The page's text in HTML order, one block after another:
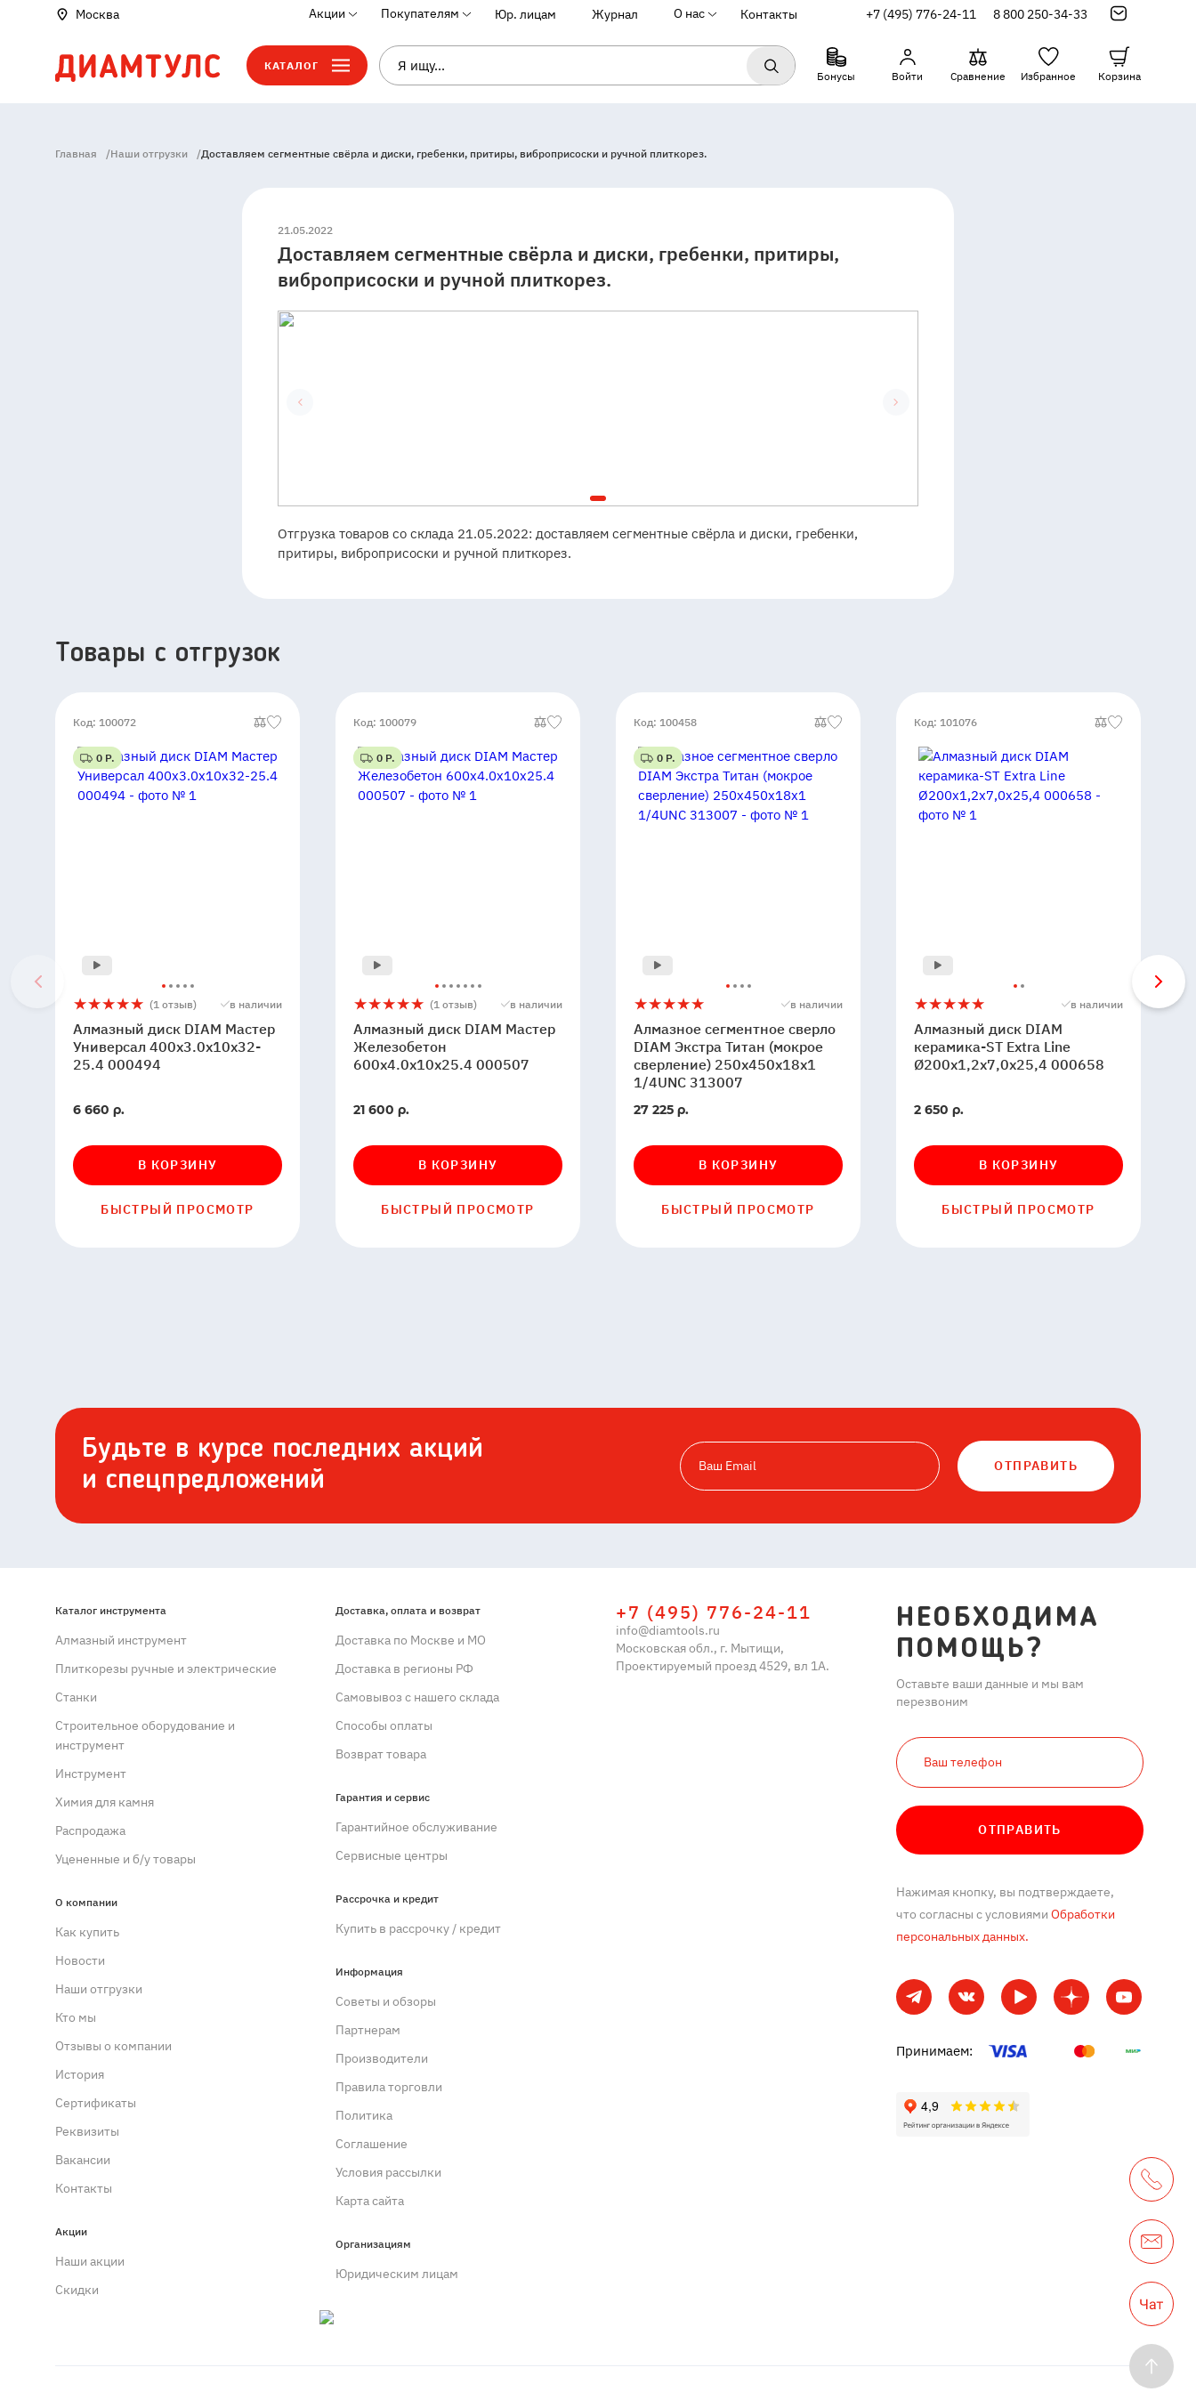
Москва Акции Покупателям Юр. лицам Журнал О нас Контакты +7 (495) 776-24-11 8 800 250-34-33
КАТАЛОГ
Бонусы Войти Сравнение Избранное Корзина
Главная /Наши отгрузки /Доставляем сегментные свёрла и диски, гребенки, притиры, виброприсоски и ручной плиткорез.
21.05.2022
Доставляем сегментные свёрла и диски, гребенки, притиры,
виброприсоски и ручной плиткорез.
Отгрузка товаров со склада 21.05.2022: доставляем сегментные свёрла и диски, гребенки,
притиры, виброприсоски и ручной плиткорез.
Товары c отгрузок
Код: 100072
0 Р.
Алмазный
диск
DIAM
Мастер
400x3.0x10x32-
000494
5
1 (1 отзыв) в наличии
Алмазный диск DIAM Мастер
Универсал 400x3.0x10x32-
25.4 000494
В
6 660 р.
В КОРЗИНУ
БЫСТРЫЙ ПРОСМОТР
Код: 100079
0 Р.
Алмазный
диск
DIAM
Мастер
600x4.0x10x25.4
000507
5
1 (1 отзыв) в наличии
Алмазный диск DIAM Мастер
Железобетон
600x4.0x10x25.4 000507
В
21 600 р.
В КОРЗИНУ
БЫСТРЫЙ ПРОСМОТР
Код: 100458
0 Р.
Алмазное
сегментное
сверло
DIAM
Экстра
Титан
(мокрое
сверление)
250x450x18x1
1/4UNC
313007
5 в наличии
Алмазное сегментное сверло
DIAM Экстра Титан (мокрое
сверление) 250x450x18x1
1/4UNC 313007
В
27 225 р.
В КОРЗИНУ
БЫСТРЫЙ ПРОСМОТР
Код: 101076
Алмазный
диск
DIAM
керамика-
Extra
Ø200x1,2x7,0x25,4
000658
5 в наличии
Алмазный диск DIAM
керамика-ST Extra Line
Ø200x1,2x7,0x25,4 000658
В
2 650 р.
В КОРЗИНУ
БЫСТРЫЙ ПРОСМОТР
Будьте в курсе последних акций
и спецпредложений
ОТПРАВИТЬ
Каталог инструмента
Алмазный инструмент
Плиткорезы ручные и электрические
Станки
Строительное оборудование и
инструмент
Инструмент
Химия для камня
Распродажа
Уцененные и б/у товары
О компании
Как купить
Новости
Наши отгрузки
Кто мы
Отзывы о компании
История
Сертификаты
Реквизиты
Вакансии
Контакты
Акции
Наши акции
Скидки
Доставка, оплата и возврат
Доставка по Москве и МО
Доставка в регионы РФ
Самовывоз с нашего склада
Способы оплаты
Возврат товара
Гарантия и сервис
Гарантийное обслуживание
Сервисные центры
Рассрочка и кредит
Купить в рассрочку / кредит
Информация
Советы и обзоры
Партнерам
Производители
Правила торговли
Политика
Cоглашение
Условия рассылки
Карта сайта
Организациям
Юридическим лицам
+7 (495) 776-24-11
info@diamtools.ru
Московская обл., г. Мытищи,
Проектируемый проезд 4529, вл 1А.
НЕОБХОДИМА
ПОМОЩЬ?
Оставьте ваши данные и мы вам
перезвоним
ОТПРАВИТЬ
Нажимая кнопку, вы подтверждаете,
что согласны с условиями Обработки
персональных данных.
Принимаем: